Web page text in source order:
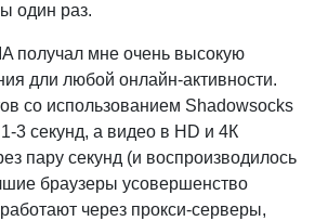
один раз.
получал мне очень высокую
дли любой онлайн-активности.
со использованием Shadowsocks
3 секунд, а видео в HD и 4К
пару секунд (и воспроизводилось
браузеры усовершенство
через прокси-серверы,